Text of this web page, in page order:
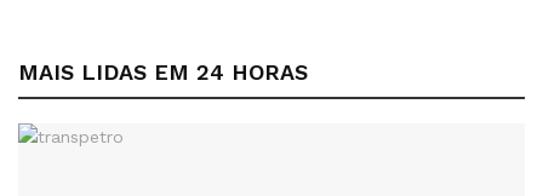
Na pesquisa, a Abradee considera indicadores internos
das empresas, do Instituto Ethos, da Fundação Instituto de
MAIS LIDAS EM 24 HORAS